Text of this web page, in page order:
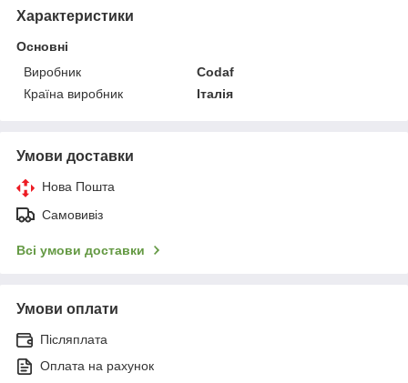
Характеристики
Основні
Виробник
Codaf
Країна виробник
Італія
Умови доставки
Нова Пошта
Самовивіз
Всі умови доставки
Умови оплати
Післяплата
Оплата на рахунок